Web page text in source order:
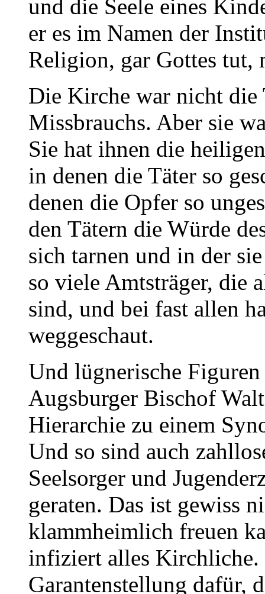
und die Seele eines
er es im Namen der
Religion, gar Gottes tut,
Die Kirche war nicht die
Missbrauchs. Aber sie
Sie hat ihnen die
in denen die Täter so
denen die Opfer so
den Tätern die Würde
sich tarnen und in der
so viele Amtsträger, die
sind, und bei fast allen
weggeschaut.
Und lügnerische
Augsburger Bischof
Hierarchie zu einem
Und so sind auch
Seelsorger und
geraten. Das ist gewiss
klammheimlich freuen
infiziert alles Kirchliche.
Garantenstellung dafür,